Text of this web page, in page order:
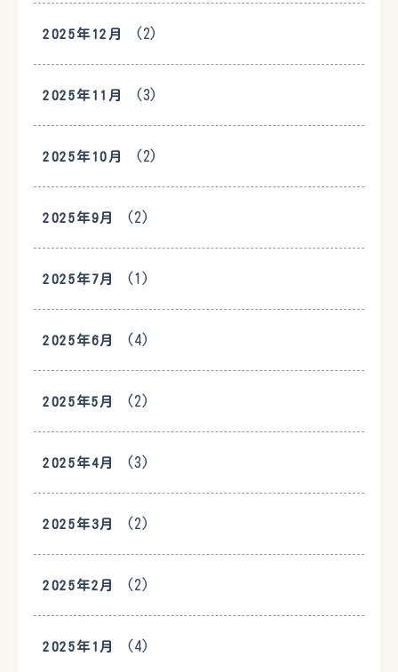
2025年12月 (2)
2025年11月 (3)
2025年10月 (2)
2025年9月 (2)
2025年7月 (1)
2025年6月 (4)
2025年5月 (2)
2025年4月 (3)
2025年3月 (2)
2025年2月 (2)
2025年1月 (4)